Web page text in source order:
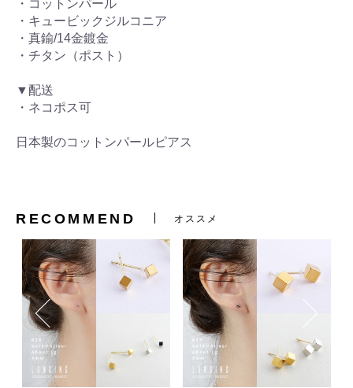
・コットンパール
・キュービックジルコニア
・真鍮/14金鍍金
・チタン（ポスト）
▼配送
・ネコポス可
日本製のコットンパールピアス
RECOMMEND オススメ